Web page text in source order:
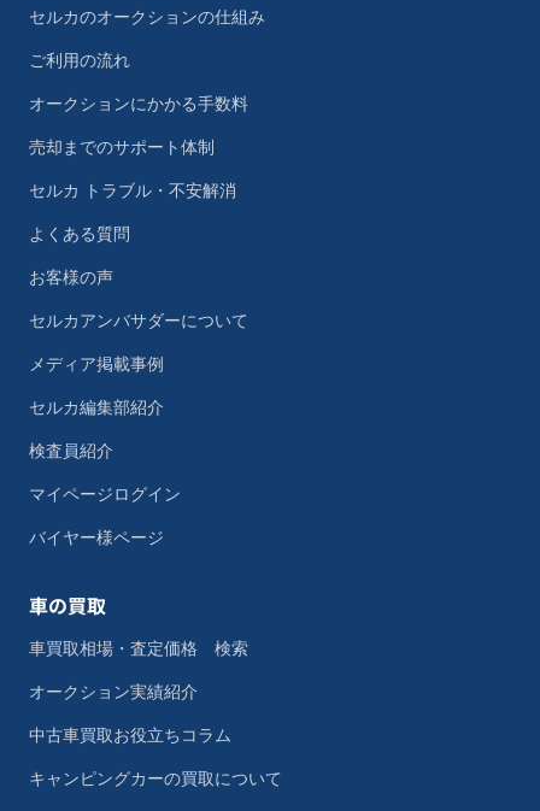
セルカのオークションの仕組み
ご利用の流れ
オークションにかかる手数料
売却までのサポート体制
セルカ トラブル・不安解消
よくある質問
お客様の声
セルカアンバサダーについて
メディア掲載事例
セルカ編集部紹介
検査員紹介
マイページログイン
バイヤー様ページ
車の買取
車買取相場・査定価格 検索
オークション実績紹介
中古車買取お役立ちコラム
キャンピングカーの買取について